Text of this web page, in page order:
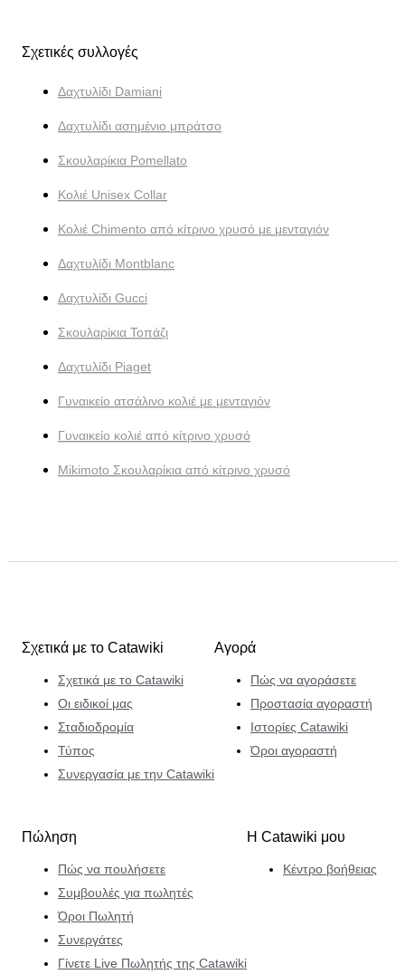
Σχετικές συλλογές
Δαχτυλίδι Damiani
Δαχτυλίδι ασημένιο μπράτσο
Σκουλαρίκια Pomellato
Κολιέ Unisex Collar
Κολιέ Chimento από κίτρινο χρυσό με μενταγιόν
Δαχτυλίδι Montblanc
Δαχτυλίδι Gucci
Σκουλαρίκια Τοπάζι
Δαχτυλίδι Piaget
Γυναικείο ατσάλινο κολιέ με μενταγιόν
Γυναικείο κολιέ από κίτρινο χρυσό
Mikimoto Σκουλαρίκια από κίτρινο χρυσό
Σχετικά με το Catawiki
Σχετικά με το Catawiki
Οι ειδικοί μας
Σταδιοδρομία
Τύπος
Συνεργασία με την Catawiki
Αγορά
Πώς να αγοράσετε
Προστασία αγοραστή
Ιστορίες Catawiki
Όροι αγοραστή
Πώληση
Πώς να πουλήσετε
Συμβουλές για πωλητές
Όροι Πωλητή
Συνεργάτες
Γίνετε Live Πωλητής της Catawiki
Η Catawiki μου
Κέντρο βοήθειας